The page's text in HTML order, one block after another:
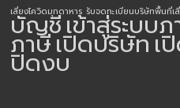
เสี่ยงโควิดมุกดาหาร รับจดทะเบียนบริษัทพื้นที่เ
บัญชีเข้าสู่ระบบ
ภาษีเปิดบริษัทเ
ปิดงบ